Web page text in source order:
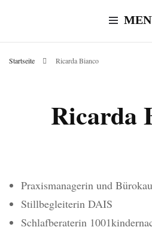
Startseite Ricarda Bianco
Ricarda
Praxismanagerin und
Stillbegleiterin DAIS
Schlafberaterin